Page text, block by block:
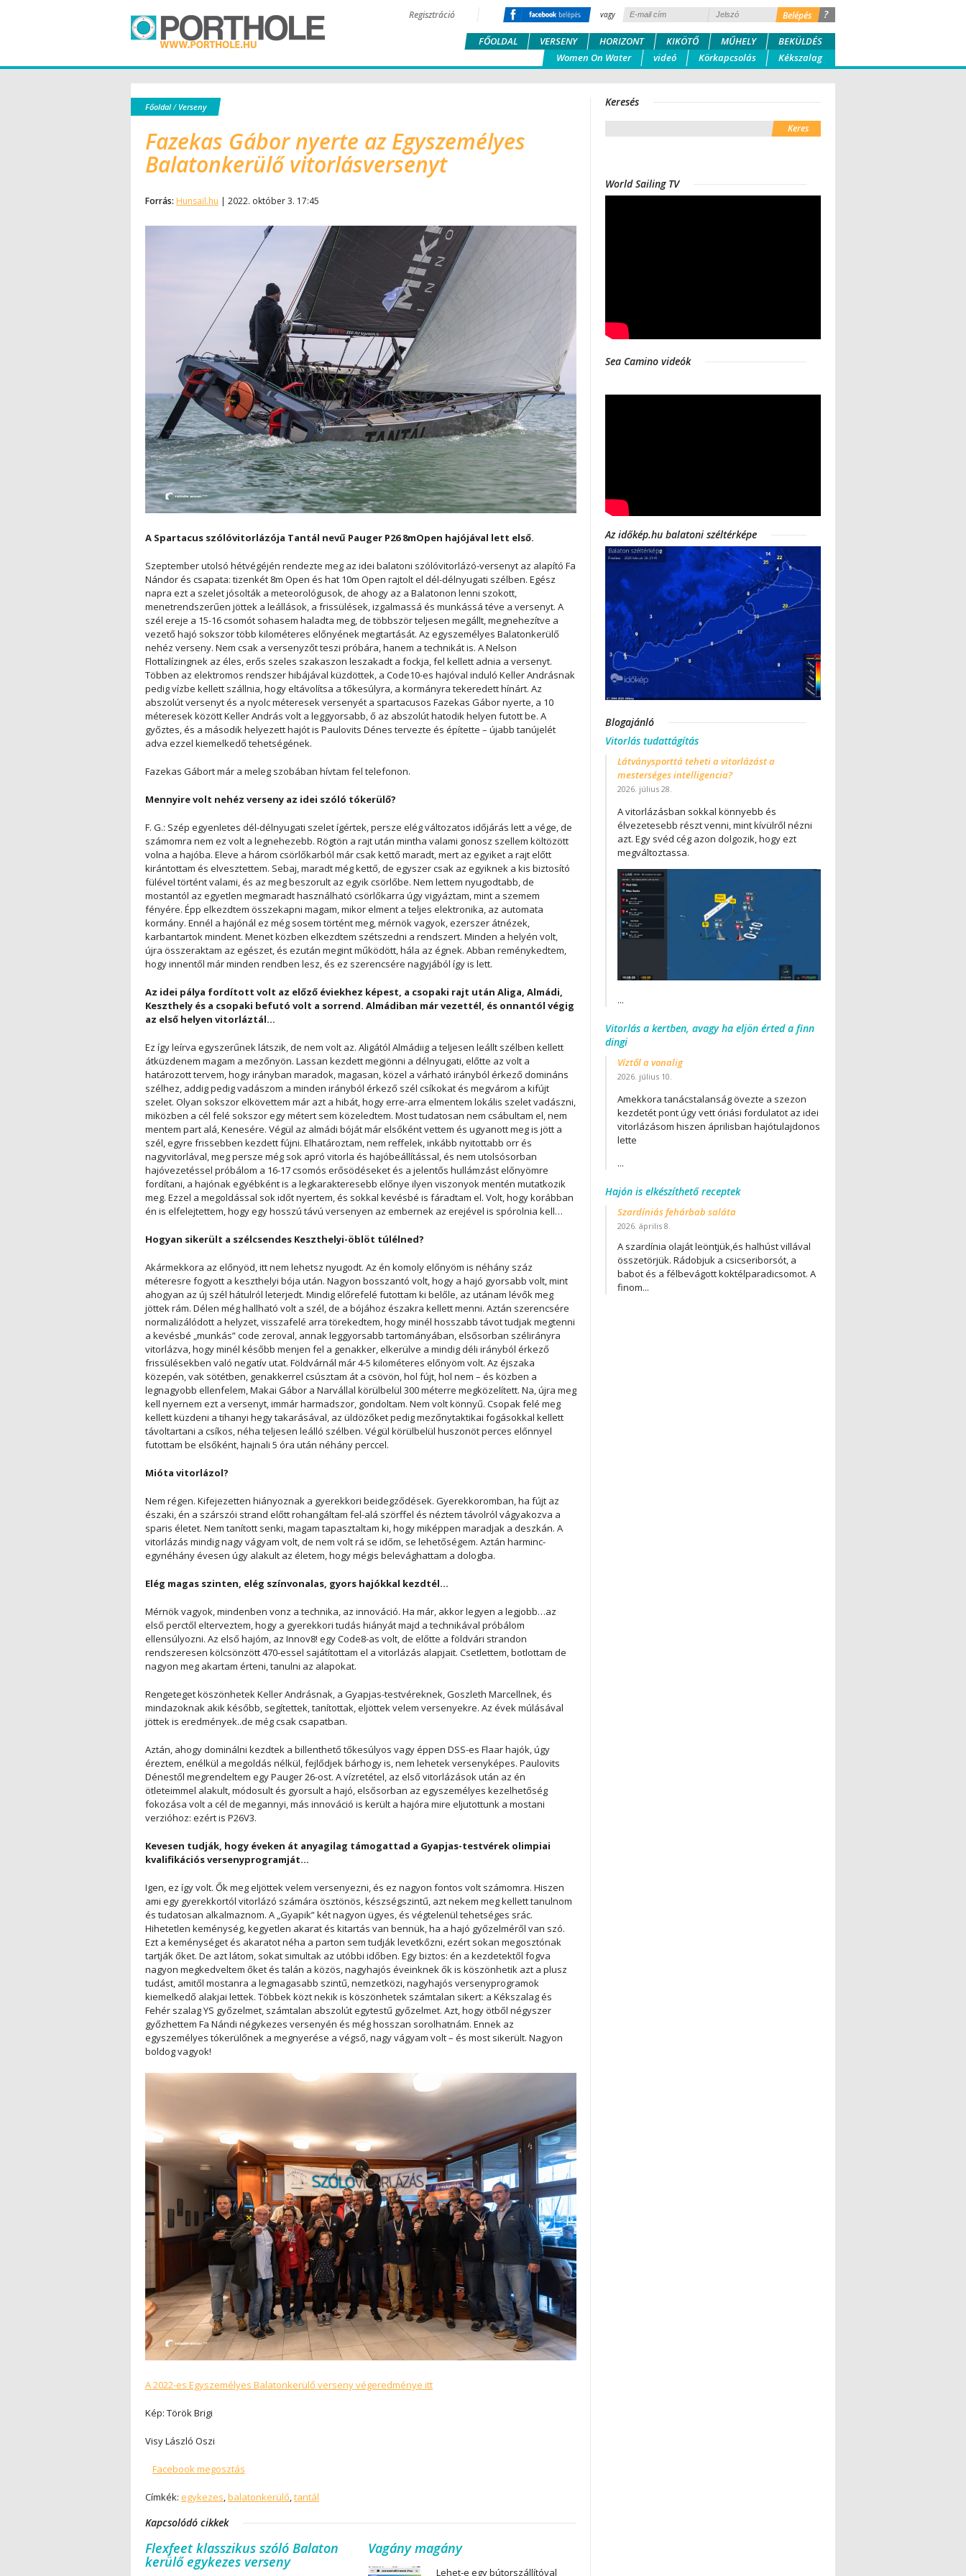
?
vagy
Regisztráció
FŐOLDAL VERSENY HORIZONT KIKÖTŐ MŰHELY
BEKÜLDÉS
Women On Water
videó Körkapcsolás Kékszalag
Főoldal/ Verseny
Fazekas Gábor nyerte az Egyszemélyes
Balatonkerülő vitorlásversenyt
Forrás: Hunsail.hu | 2022. október 3. 17:45
A Spartacus szólóvitorlázója Tantál nevű Pauger P26 8mOpen hajójával lett első.
Szeptember utolsó hétvégéjén rendezte meg az idei balatoni szólóvitorlázó-versenyt az alapító Fa
Nándor és csapata: tizenkét 8m Open és hat 10m Open rajtolt el dél-délnyugati szélben. Egész
napra ezt a szelet jósolták a meteorológusok, de ahogy az a Balatonon lenni szokott,
menetrendszerűen jöttek a leállások, a frissülések, izgalmassá és munkássá téve a versenyt. A
szél ereje a 15-16 csomót sohasem haladta meg, de többször teljesen megállt, megnehezítve a
vezető hajó sokszor több kilométeres előnyének megtartását. Az egyszemélyes Balatonkerülő
nehéz verseny. Nem csak a versenyzőt teszi próbára, hanem a technikát is. A Nelson
Flottalízingnek az éles, erős szeles szakaszon leszakadt a fockja, fel kellett adnia a versenyt.
Többen az elektromos rendszer hibájával küzdöttek, a Code10-es hajóval induló Keller Andrásnak
pedig vízbe kellett szállnia, hogy eltávolítsa a tőkesúlyra, a kormányra tekeredett hínárt. Az
abszolút versenyt és a nyolc méteresek versenyét a spartacusos Fazekas Gábor nyerte, a 10
méteresek között Keller András volt a leggyorsabb, ő az abszolút hatodik helyen futott be. A
győztes, és a második helyezett hajót is Paulovits Dénes tervezte és építette – újabb tanújelét
adva ezzel kiemelkedő tehetségének.
Fazekas Gábort már a meleg szobában hívtam fel telefonon.
Mennyire volt nehéz verseny az idei szóló tókerülő?
F. G.: Szép egyenletes dél-délnyugati szelet ígértek, persze elég változatos időjárás lett a vége, de
számomra nem ez volt a legnehezebb. Rögtön a rajt után mintha valami gonosz szellem költözött
volna a hajóba. Eleve a három csörlőkarból már csak kettő maradt, mert az egyiket a rajt előtt
kirántottam és elvesztettem. Sebaj, maradt még kettő, de egyszer csak az egyiknek a kis biztosító
fülével történt valami, és az meg beszorult az egyik csörlőbe. Nem lettem nyugodtabb, de
mostantól az egyetlen megmaradt használható csörlőkarra úgy vigyáztam, mint a szemem
fényére. Épp elkezdtem összekapni magam, mikor elment a teljes elektronika, az automata
kormány. Ennél a hajónál ez még sosem történt meg, mérnök vagyok, ezerszer átnézek,
karbantartok mindent. Menet közben elkezdtem szétszedni a rendszert. Minden a helyén volt,
újra összeraktam az egészet, és ezután megint működött, hála az égnek. Abban reménykedtem,
hogy innentől már minden rendben lesz, és ez szerencsére nagyjából így is lett.
Az idei pálya fordított volt az előző éviekhez képest, a csopaki rajt után Aliga, Almádi,
Keszthely és a csopaki befutó volt a sorrend. Almádiban már vezettél, és onnantól végig
az első helyen vitorláztál…
Ez így leírva egyszerűnek látszik, de nem volt az. Aligától Almádiig a teljesen leállt szélben kellett
átküzdenem magam a mezőnyön. Lassan kezdett megjönni a délnyugati, előtte az volt a
határozott tervem, hogy irányban maradok, magasan, közel a várható irányból érkező domináns
szélhez, addig pedig vadászom a minden irányból érkező szél csíkokat és megvárom a kifújt
szelet. Olyan sokszor elkövettem már azt a hibát, hogy erre-arra elmentem lokális szelet vadászni,
miközben a cél felé sokszor egy métert sem közeledtem. Most tudatosan nem csábultam el, nem
mentem part alá, Kenesére. Végül az almádi bóját már elsőként vettem és ugyanott meg is jött a
szél, egyre frissebben kezdett fújni. Elhatároztam, nem reffelek, inkább nyitottabb orr és
nagyvitorlával, meg persze még sok apró vitorla és hajóbeállítással, és nem utolsósorban
hajóvezetéssel próbálom a 16-17 csomós erősödéseket és a jelentős hullámzást előnyömre
fordítani, a hajónak egyébként is a legkarakteresebb előnye ilyen viszonyok mentén mutatkozik
meg. Ezzel a megoldással sok időt nyertem, és sokkal kevésbé is fáradtam el. Volt, hogy korábban
én is elfelejtettem, hogy egy hosszú távú versenyen az embernek az erejével is spórolnia kell…
Hogyan sikerült a szélcsendes Keszthelyi-öblöt túlélned?
Akármekkora az előnyöd, itt nem lehetsz nyugodt. Az én komoly előnyöm is néhány száz
méteresre fogyott a keszthelyi bója után. Nagyon bosszantó volt, hogy a hajó gyorsabb volt, mint
ahogyan az új szél hátulról leterjedt. Mindig előrefelé futottam ki belőle, az utánam lévők meg
jöttek rám. Délen még hallható volt a szél, de a bójához északra kellett menni. Aztán szerencsére
normalizálódott a helyzet, visszafelé arra törekedtem, hogy minél hosszabb távot tudjak megtenni
a kevésbé „munkás” code zeroval, annak leggyorsabb tartományában, elsősorban szélirányra
vitorlázva, hogy minél később menjen fel a genakker, elkerülve a mindig déli irányból érkező
frissülésekben való negatív utat. Földvárnál már 4-5 kilométeres előnyöm volt. Az éjszaka
közepén, vak sötétben, genakkerrel csúsztam át a csövön, hol fújt, hol nem – és közben a
legnagyobb ellenfelem, Makai Gábor a Narvállal körülbelül 300 méterre megközelített. Na, újra meg
kell nyernem ezt a versenyt, immár harmadszor, gondoltam. Nem volt könnyű. Csopak felé meg
kellett küzdeni a tihanyi hegy takarásával, az üldözőket pedig mezőnytaktikai fogásokkal kellett
távoltartani a csíkos, néha teljesen leálló szélben. Végül körülbelül huszonöt perces előnnyel
futottam be elsőként, hajnali 5 óra után néhány perccel.
Mióta vitorlázol?
Nem régen. Kifejezetten hiányoznak a gyerekkori beidegződések. Gyerekkoromban, ha fújt az
északi, én a szárszói strand előtt rohangáltam fel-alá szörffel és néztem távolról vágyakozva a
sparis életet. Nem tanított senki, magam tapasztaltam ki, hogy miképpen maradjak a deszkán. A
vitorlázás mindig nagy vágyam volt, de nem volt rá se időm, se lehetőségem. Aztán harminc-
egynéhány évesen úgy alakult az életem, hogy mégis belevághattam a dologba.
Elég magas szinten, elég színvonalas, gyors hajókkal kezdtél…
Mérnök vagyok, mindenben vonz a technika, az innováció. Ha már, akkor legyen a legjobb…az
első perctől elterveztem, hogy a gyerekkori tudás hiányát majd a technikával próbálom
ellensúlyozni. Az első hajóm, az Innov8! egy Code8-as volt, de előtte a földvári strandon
rendszeresen kölcsönzött 470-essel sajátítottam el a vitorlázás alapjait. Csetlettem, botlottam de
nagyon meg akartam érteni, tanulni az alapokat.
Rengeteget köszönhetek Keller Andrásnak, a Gyapjas-testvéreknek, Goszleth Marcellnek, és
mindazoknak akik később, segítettek, tanítottak, eljöttek velem versenyekre. Az évek múlásával
jöttek is eredmények..de még csak csapatban.
Aztán, ahogy dominálni kezdtek a billenthető tőkesúlyos vagy éppen DSS-es Flaar hajók, úgy
éreztem, enélkül a megoldás nélkül, fejlődjek bárhogy is, nem lehetek versenyképes. Paulovits
Dénestől megrendeltem egy Pauger 26-ost. A vízretétel, az első vitorlázások után az én
ötleteimmel alakult, módosult és gyorsult a hajó, elsősorban az egyszemélyes kezelhetőség
fokozása volt a cél de megannyi, más innováció is került a hajóra mire eljutottunk a mostani
verzióhoz: ezért is P26V3.
Kevesen tudják, hogy éveken át anyagilag támogattad a Gyapjas-testvérek olimpiai
kvalifikációs versenyprogramját…
Igen, ez így volt. Ők meg eljöttek velem versenyezni, és ez nagyon fontos volt számomra. Hiszen
ami egy gyerekkortól vitorlázó számára ösztönös, készségszintű, azt nekem meg kellett tanulnom
és tudatosan alkalmaznom. A „Gyapik” két nagyon ügyes, és végtelenül tehetséges srác.
Hihetetlen keménység, kegyetlen akarat és kitartás van bennük, ha a hajó győzelméről van szó.
Ezt a keménységet és akaratot néha a parton sem tudják levetkőzni, ezért sokan megosztónak
tartják őket. De azt látom, sokat simultak az utóbbi időben. Egy biztos: én a kezdetektől fogva
nagyon megkedveltem őket és talán a közös, nagyhajós éveinknek ők is köszönhetik azt a plusz
tudást, amitől mostanra a legmagasabb szintű, nemzetközi, nagyhajós versenyprogramok
kiemelkedő alakjai lettek. Többek közt nekik is köszönhetek számtalan sikert: a Kékszalag és
Fehér szalag YS győzelmet, számtalan abszolút egytestű győzelmet. Azt, hogy ötből négyszer
győzhettem Fa Nándi négykezes versenyén és még hosszan sorolhatnám. Ennek az
egyszemélyes tókerülőnek a megnyerése a végső, nagy vágyam volt – és most sikerült. Nagyon
boldog vagyok!
A 2022-es Egyszemélyes Balatonkerülő verseny végeredménye itt
Kép: Török Brigi
Visy László Oszi
Facebook megosztás
Címkék: egykezes,balatonkerülő,tantál
Kapcsolódó cikkek
Flexfeet klasszikus szóló Balaton
kerülő egykezes verseny
Vagány magány
Lehet-e egy bútorszállítóval
Keresés
World Sailing TV
Sea Camino videók
Az időkép.hu balatoni széltérképe
Blogajánló
Vitorlás tudattágítás
Látványsporttá teheti a vitorlázást a
mesterséges intelligencia?
2026. július 28.
A vitorlázásban sokkal könnyebb és
élvezetesebb részt venni, mint kívülről nézni
azt. Egy svéd cég azon dolgozik, hogy ezt
megváltoztassa.
...
Vitorlás a kertben, avagy ha eljön érted a finn
dingi
Víztől a vonalig
2026. július 10.
Amekkora tanácstalanság övezte a szezon
kezdetét pont úgy vett óriási fordulatot az idei
vitorlázásom hiszen áprilisban hajótulajdonos
lette
...
Hajón is elkészíthető receptek
Szardíniás fehárbab saláta
2026. április 8.
A szardínia olaját leöntjük,és halhúst villával
összetörjük. Rádobjuk a csicseriborsót, a
babot és a félbevágott koktélparadicsomot. A
finom...